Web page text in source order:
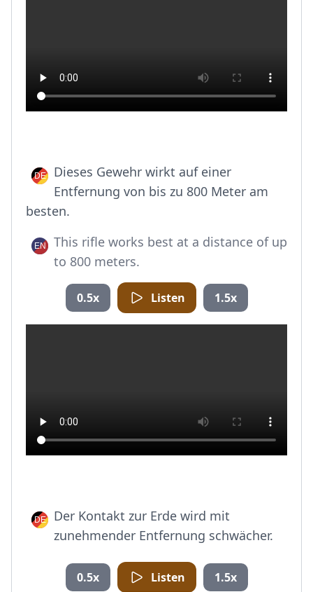
Dieses Gewehr wirkt auf einer
Entfernung von bis zu 800 Meter am
besten.
This rifle works best at a distance of up
to 800 meters.
0.5x Listen 1.5x
Der Kontakt zur Erde wird mit
zunehmender Entfernung schwächer.
0.5x Listen 1.5x